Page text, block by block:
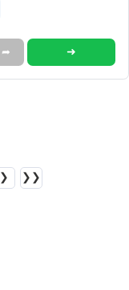
➦ ➜
❯ ❯❯